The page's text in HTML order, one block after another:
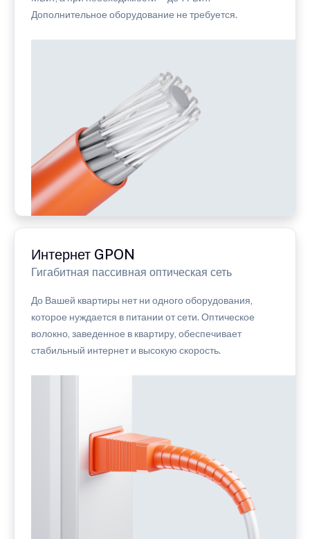
Дополнительное оборудование не требуется.
Интернет GPON
Гигабитная пассивная оптическая сеть
До Вашей квартиры нет ни одного оборудования,
которое нуждается в питании от сети. Оптическое
волокно, заведенное в квартиру, обеспечивает
стабильный интернет и высокую скорость.